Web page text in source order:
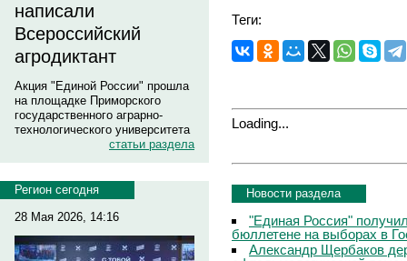
написали
Всероссийский
агродиктант
Акция "Единой России" прошла
на площадке Приморского
государственного аграрно-
технологического университета
статьи раздела
Регион сегодня
28 Мая 2026, 14:16
Теги:
Loading...
Новости раздела
"Единая Россия"
бюллетене на выборах в
Александр Щербаков